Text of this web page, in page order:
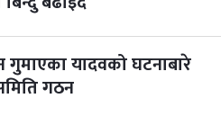
गुमाएका यादवको घटनाबारे
गठन